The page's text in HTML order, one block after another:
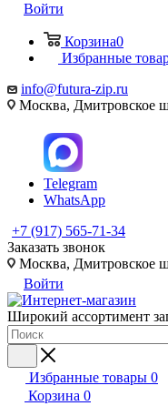
Войти
Корзина0
Избранные
info@futura-zip.ru
Москва, Дмитровское
Telegram
WhatsApp
+7 (917) 565-71-34
Заказать звонок
Москва, Дмитровское
Войти
Широкий ассортимент
Избранные товары 0
Корзина 0